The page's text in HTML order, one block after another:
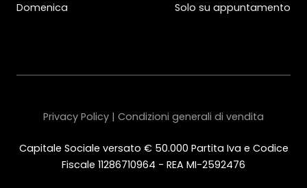
Domenica
Solo su appuntamento
Capitale Sociale versato € 50.000 Partita Iva e Codice
Fiscale 11286710964 - REA MI-2592476
Privacy Policy | Condizioni generali di vendita